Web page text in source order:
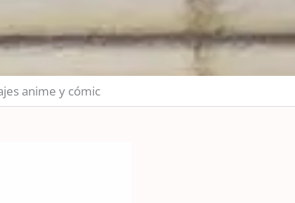
anime y cómic